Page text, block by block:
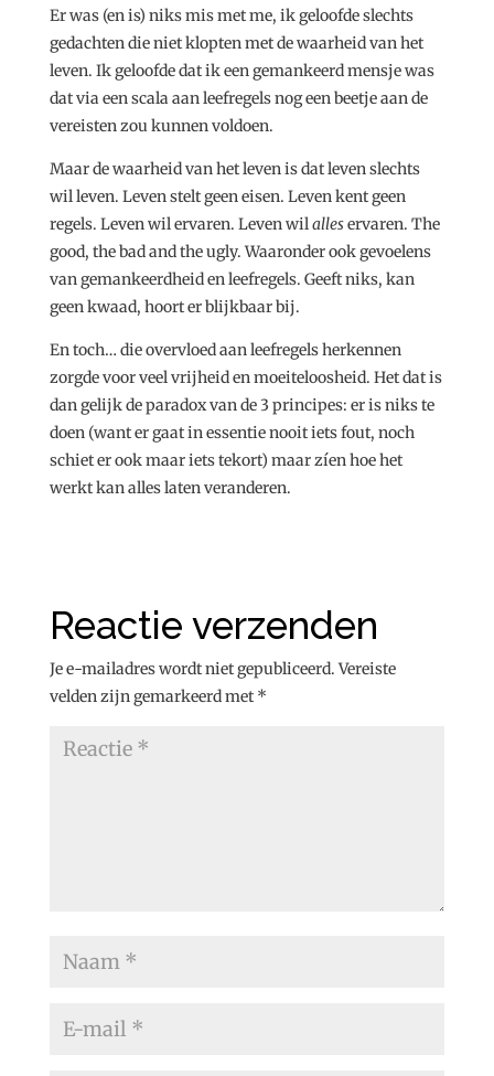
Er was (en is) niks mis met me, ik geloofde slechts
gedachten die niet klopten met de waarheid van het
leven. Ik geloofde dat ik een gemankeerd mensje was
dat via een scala aan leefregels nog een beetje aan de
vereisten zou kunnen voldoen.
Maar de waarheid van het leven is dat leven slechts
wil leven. Leven stelt geen eisen. Leven kent geen
regels. Leven wil ervaren. Leven wilalleservaren. The
good, the bad and the ugly. Waaronder ook gevoelens
van gemankeerdheid en leefregels. Geeft niks, kan
geen kwaad, hoort er blijkbaar bij.
En toch… die overvloed aan leefregels herkennen
zorgde voor veel vrijheid en moeiteloosheid. Het dat is
dan gelijk de paradox van de 3 principes: er is niks te
doen (want er gaat in essentie nooit iets fout, noch
schiet er ook maar iets tekort) maar zíen hoe het
werkt kan alles laten veranderen.
Reactie verzenden
Je e-mailadres wordt niet gepubliceerd. Vereiste
velden zijn gemarkeerd met *